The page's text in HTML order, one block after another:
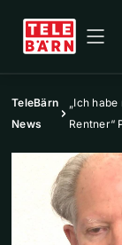
TeleBärn
News
„Ich
Rentner“